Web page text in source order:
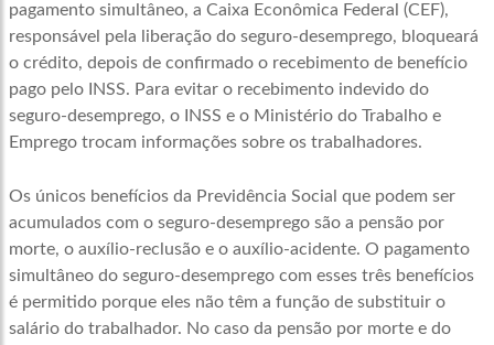
pagamento simultâneo, a Caixa Econômica Federal (CEF),
responsável pela liberação do seguro-desemprego, bloqueará
o crédito, depois de confirmado o recebimento de benefício
pago pelo INSS. Para evitar o recebimento indevido do
seguro-desemprego, o INSS e o Ministério do Trabalho e
Emprego trocam informações sobre os trabalhadores.
Os únicos benefícios da Previdência Social que podem ser
acumulados com o seguro-desemprego são a pensão por
morte, o auxílio-reclusão e o auxílio-acidente. O pagamento
simultâneo do seguro-desemprego com esses três benefícios
é permitido porque eles não têm a função de substituir o
salário do trabalhador. No caso da pensão por morte e do